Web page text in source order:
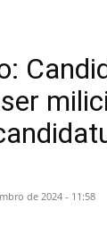
de 2024 - 11:58